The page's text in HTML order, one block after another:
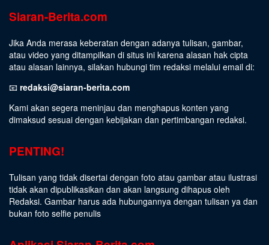
Siaran-Berita.com
Jika Anda merasa keberatan dengan adanya tulisan, gambar,
atau video yang ditampilkan di situs ini karena alasan hak cipta
atau alasan lainnya, silakan hubungi tim redaksi melalui email di:
📧 redaksi@siaran-berita.com
Kami akan segera meninjau dan menghapus konten yang
dimaksud sesuai dengan kebijakan dan pertimbangan redaksi.
PENTING!
Tulisan yang tidak disertai dengan foto atau gambar atau ilustrasi
tidak akan dipublikasikan dan akan langsung dihapus oleh
Redaksi. Gambar harus ada hubungannya dengan tulisan ya dan
bukan foto selfie penulis